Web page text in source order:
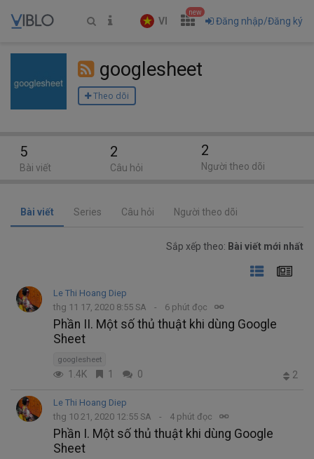
VI
new
Đăng nhập/Đăng ký
googlesheet
Theo dõi
Bài viết Series Câu hỏi Người theo dõi
Sắp xếp theo: Bài viết mới nhất
Le Thi Hoang Diep
thg 11 17, 2020 8:55 SA
6 phút đọc
Phần II. Một số thủ thuật khi dùng Google
Sheet
googlesheet
1.4K 1 0 2
Le Thi Hoang Diep
thg 10 21, 2020 12:55 SA
4 phút đọc
Phần I. Một số thủ thuật khi dùng Google
Sheet
5
Bài viết
2
Câu hỏi
2
Người theo dõi